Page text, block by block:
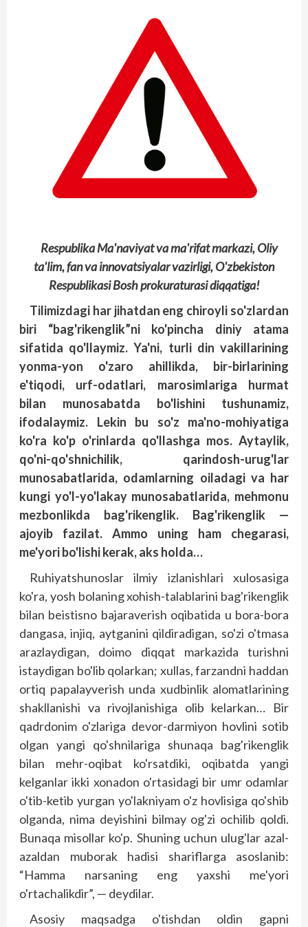
Respublika Ma'naviyat va ma'rifat markazi, Oliy
ta'lim, fan va innovatsiyalar vazirligi, O'zbekiston
Respublikasi Bosh prokuraturasi diqqatiga!
Tilimizdagi har jihatdan eng chiroyli so'zlardan
biri “bag'rikenglik”ni ko'pincha diniy atama
sifatida qo'llaymiz. Ya'ni, turli din vakillarining
yonma-yon o'zaro ahillikda, bir-birlarining
e'tiqodi, urf-odatlari, marosimlariga hurmat
bilan munosabatda bo'lishini tushunamiz,
ifodalaymiz. Lekin bu so'z ma'no-mohiyatiga
ko'ra ko'p o'rinlarda qo'llashga mos. Aytaylik,
qo'ni-qo'shnichilik, qarindosh-urug'lar
munosabatlarida, odamlarning oiladagi va har
kungi yo'l-yo'lakay munosabatlarida, mehmonu
mezbonlikda bag'rikenglik. Bag'rikenglik —
ajoyib fazilat. Ammo uning ham chegarasi,
me'yori bo'lishi kerak, aks holda…
Ruhiyatshunoslar ilmiy izlanishlari xulosasiga
ko'ra, yosh bolaning xohish-talablarini bag'rikenglik
bilan beistisno bajaraverish oqibatida u bora-bora
dangasa, injiq, aytganini qildiradigan, so'zi o'tmasa
arazlaydigan, doimo diqqat markazida turishni
istaydigan bo'lib qolarkan; xullas, farzandni haddan
ortiq papalayverish unda xudbinlik alomatlarining
shakllanishi va rivoj­lanishiga olib kelarkan… Bir
qadrdonim o'zlariga devor-darmiyon hovlini sotib
olgan yangi qo'shnilariga shunaqa bag'rikenglik
bilan mehr-oqibat ko'rsatdiki, oqibatda yangi
kelganlar ikki xonadon o'rtasidagi bir umr odamlar
o'tib-ketib yurgan yo'lakniyam o'z hovlisiga qo'shib
olganda, nima deyishini bilmay og'zi ochilib qoldi.
Bunaqa misollar ko'p. Shuning uchun ulug'lar azal-
azaldan muborak hadisi shariflarga asos­lanib:
“Hamma narsaning eng yaxshi me'yori
o'rtachalikdir”, — deydilar.
Asosiy maqsadga o'tishdan oldin gapni